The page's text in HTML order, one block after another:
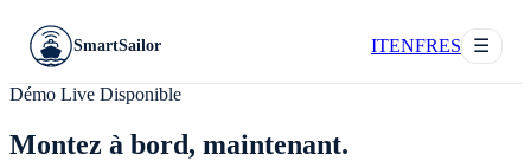
SmartSailor ITENFRES ☰
Démo Live Disponible
Montez à bord, maintenant.